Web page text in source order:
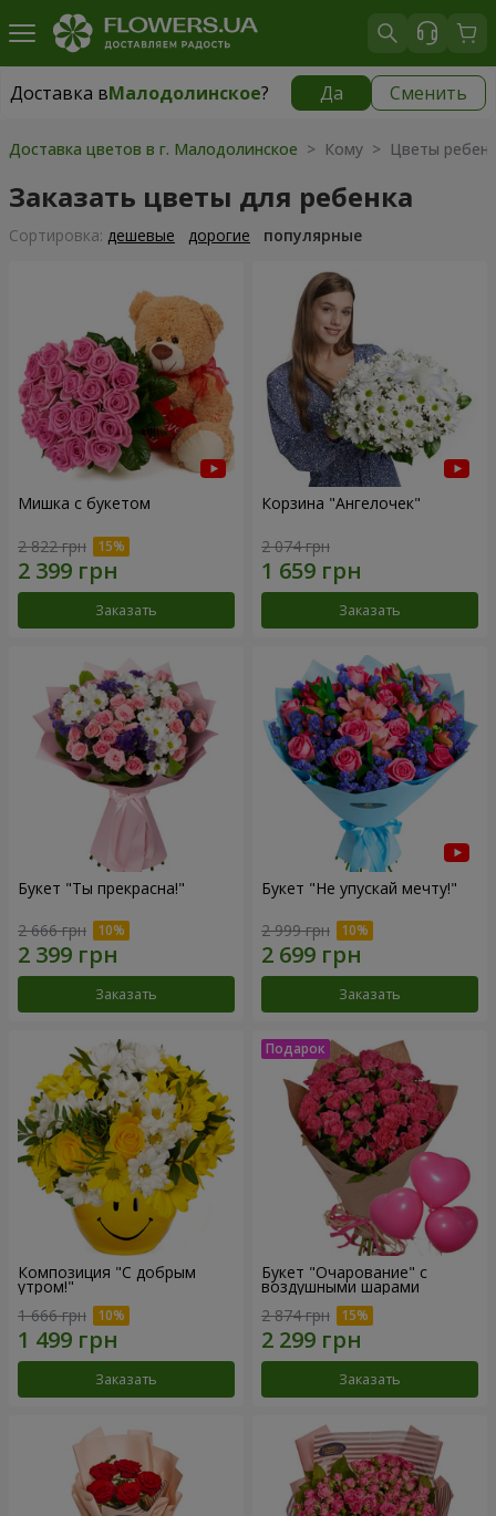
Доставка вМалодолинское? Да Сменить
Доставка вМалодолинское|бесплатно
Доставка цветов в г. Малодолинское > Кому > Цветы
Заказать цветы для ребенка
Cортировка: дешевые дорогие популярные
Мишка с букетом
2 822 грн
Заказать
Корзина "Ангелочек"
2 074 грн
Заказать
Букет "Ты прекрасна!"
2 666 грн
Заказать
Букет "Не упускай мечту!"
2 999 грн
Заказать
Композиция "С добрым
утром!"
1 666 грн
Заказать
Букет "Очарование" с
воздушными шарами
2 874 грн
Заказать